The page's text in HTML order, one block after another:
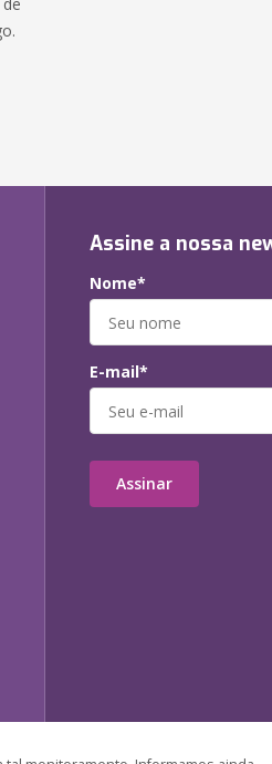
Assine a nossa
Nome*
E-mail*
Assinar